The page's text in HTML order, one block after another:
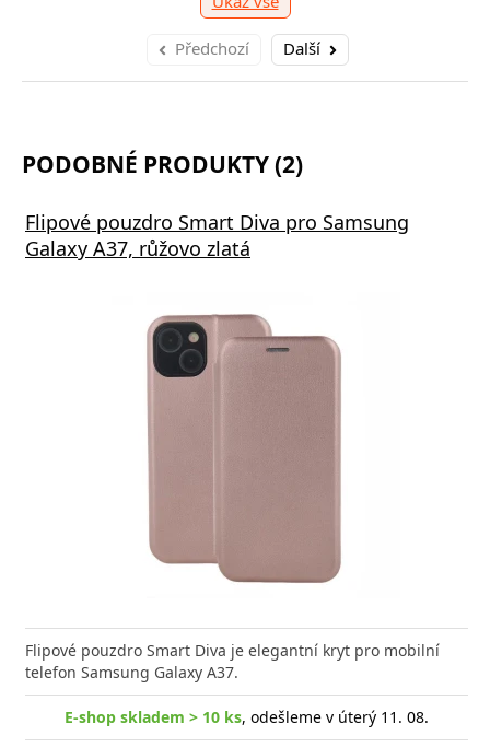
Předchozí Další
PODOBNÉ PRODUKTY (2)
Flipové pouzdro Smart Diva pro Samsung
Galaxy A37, růžovo zlatá
Flipové pouzdro Smart Diva je elegantní kryt pro mobilní
telefon Samsung Galaxy A37.
E-shop skladem > 10 ks, odešleme v úterý 11. 08.